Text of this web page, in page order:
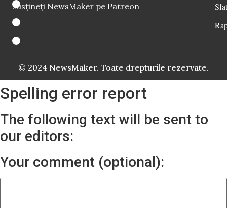
Susțineți NewsMaker pe Patreon
© 2024 NewsMaker. Toate drepturile rezervate.
Spelling error report
The following text will be sent to
our editors:
Your comment (optional):